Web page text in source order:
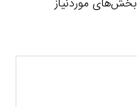
بخش‌های موردنیاز